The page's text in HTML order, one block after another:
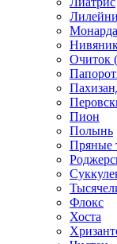
Монарда
Очиток
Пион
Полынь
Пряные
Флокс
Хоста